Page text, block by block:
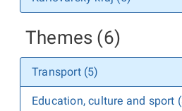
Themes (6)
Transport (5)
Education, culture and sport